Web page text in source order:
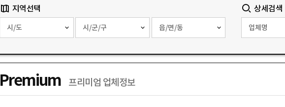
지역선택 상세검색
Premium 프리미엄 업체정보